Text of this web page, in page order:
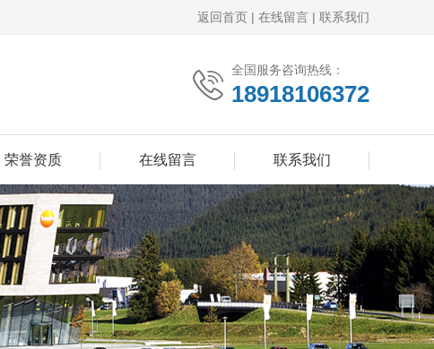
返回首页 | 在线留言 | 联系我们
全国服务咨询热线：
18918106372
荣誉资质 在线留言 联系我们